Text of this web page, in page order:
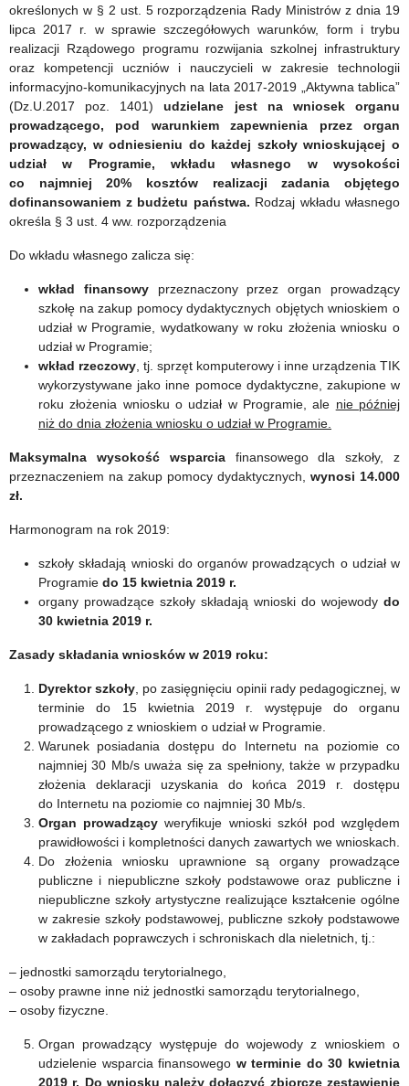
określonych w § 2 ust. 5 rozporządzenia Rady Ministrów z dnia 19
lipca 2017 r. w sprawie szczegółowych warunków, form i trybu
realizacji Rządowego programu rozwijania szkolnej infrastruktury
oraz kompetencji uczniów i nauczycieli w zakresie technologii
informacyjno-komunikacyjnych na lata 2017-2019 „Aktywna tablica”
(Dz.U.2017 poz. 1401)udzielane jest na wniosek organu
prowadzącego, pod warunkiem zapewnienia przez organ
prowadzący, w odniesieniu do każdej szkoły wnioskującej o
udział w Programie, wkładu własnego w wysokości
co najmniej 20% kosztów realizacji zadania objętego
dofinansowaniem z budżetu państwa. Rodzaj wkładu własnego
określa § 3 ust. 4 ww. rozporządzenia
Do wkładu własnego zalicza się:
wkład finansowyprzeznaczony przez organ prowadzący
szkołę na zakup pomocy dydaktycznych objętych wnioskiem o
udział w Programie, wydatkowany w roku złożenia wniosku o
udział w Programie;
wkład rzeczowy, tj. sprzęt komputerowy i inne urządzenia TIK
wykorzystywane jako inne pomoce dydaktyczne, zakupione w
roku złożenia wniosku o udział w Programie, ale nie później
niż do dnia złożenia wniosku o udział w Programie.
Maksymalna wysokość wsparciafinansowego dla szkoły, z
przeznaczeniem na zakup pomocy dydaktycznych, wynosi 14.000
zł.
Harmonogram na rok 2019:
szkoły składają wnioski do organów prowadzących o udział w
Programie do 15 kwietnia 2019 r.
organy prowadzące szkoły składają wnioski do wojewody do
30 kwietnia 2019 r.
Zasady składania wniosków w 2019 roku:
Dyrektor szkoły, po zasięgnięciu opinii rady pedagogicznej, w
terminie do 15 kwietnia 2019 r. występuje do organu
prowadzącego z wnioskiem o udział w Programie.
Warunek posiadania dostępu do Internetu na poziomie co
najmniej 30 Mb/s uważa się za spełniony, także w przypadku
złożenia deklaracji uzyskania do końca 2019 r. dostępu
do Internetu na poziomie co najmniej 30 Mb/s.
Organ prowadzący weryfikuje wnioski szkół pod względem
prawidłowości i kompletności danych zawartych we wnioskach.
Do złożenia wniosku uprawnione są organy prowadzące
publiczne i niepubliczne szkoły podstawowe oraz publiczne i
niepubliczne szkoły artystyczne realizujące kształcenie ogólne
w zakresie szkoły podstawowej, publiczne szkoły podstawowe
w zakładach poprawczych i schroniskach dla nieletnich, tj.:
– jednostki samorządu terytorialnego,
– osoby prawne inne niż jednostki samorządu terytorialnego,
– osoby fizyczne.
Organ prowadzący występuje do wojewody z wnioskiem o
udzielenie wsparcia finansowego w terminie do 30 kwietnia
2019 r. Do wniosku należy dołączyć zbiorcze zestawienie